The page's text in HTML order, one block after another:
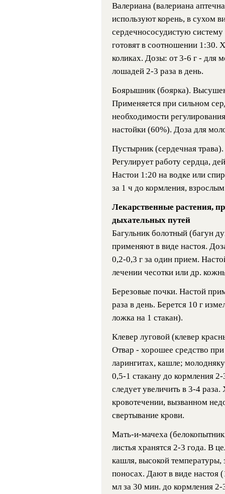
Валериана (валериана
используют корень, в сухом
сердечнососудистую
готовят в соотношении 1:30.
коликах. Дозы: от 3-6 г - для
лошадей 2-3 раза в день.
Боярышник (боярка).
Применяется при сильном
необходимости
настойки (60%). Доза для
Пустырник (сердечная
Регулирует работу сердца,
Настои 1:20 на водке или
за 1 ч до кормления,
Лекарственные растения,
дыхательных путей
Багульник болотный (багун
применяют в виде настоя.
0,2-0,3 г за один прием.
лечении чесотки или др.
Березовые почки. Настой
раза в день. Берется 10 г
ложка на 1 стакан).
Клевер луговой (клевер
Отвар - хорошее средство
ларингитах, кашле;
0,5-1 стакану до кормления
следует увеличить в 3-4
кровотечении, вызванном
свертывание крови.
Мать-и-мачеха
листья хранятся 2-3 года. В
кашля, высокой температуры,
поносах. Дают в виде настоя
мл за 30 мин. до кормления